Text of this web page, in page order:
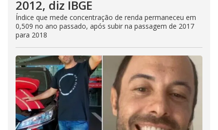
2012, diz IBGE
Índice que mede concentração de renda permaneceu em
0,509 no ano passado, após subir na passagem de 2017
para 2018